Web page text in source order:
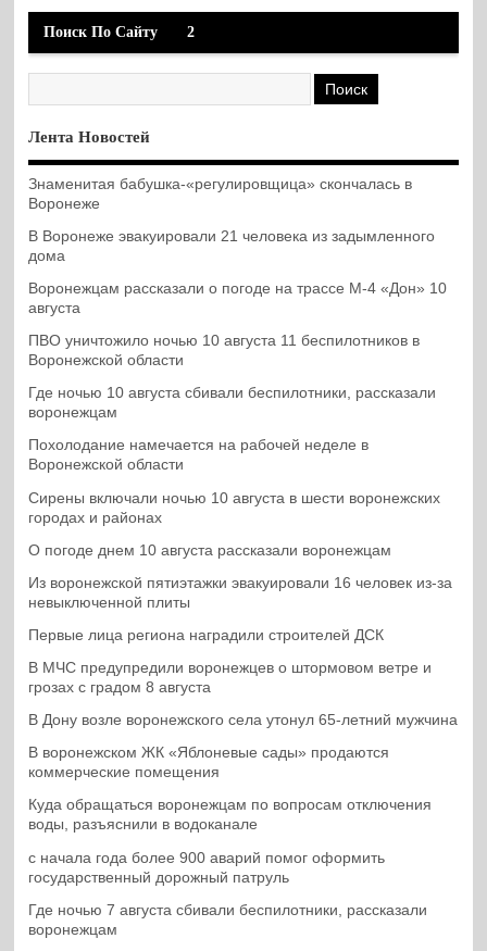
Поиск По Сайту 2
Лента Новостей
Знаменитая бабушка-«регулировщица» скончалась в
Воронеже
В Воронеже эвакуировали 21 человека из задымленного
дома
Воронежцам рассказали о погоде на трассе М-4 «Дон» 10
августа
ПВО уничтожило ночью 10 августа 11 беспилотников в
Воронежской области
Где ночью 10 августа сбивали беспилотники, рассказали
воронежцам
Похолодание намечается на рабочей неделе в
Воронежской области
Сирены включали ночью 10 августа в шести воронежских
городах и районах
О погоде днем 10 августа рассказали воронежцам
Из воронежской пятиэтажки эвакуировали 16 человек из-за
невыключенной плиты
Первые лица региона наградили строителей ДСК
В МЧС предупредили воронежцев о штормовом ветре и
грозах с градом 8 августа
В Дону возле воронежского села утонул 65-летний мужчина
В воронежском ЖК «Яблоневые сады» продаются
коммерческие помещения
Куда обращаться воронежцам по вопросам отключения
воды, разъяснили в водоканале
с начала года более 900 аварий помог оформить
государственный дорожный патруль
Где ночью 7 августа сбивали беспилотники, рассказали
воронежцам